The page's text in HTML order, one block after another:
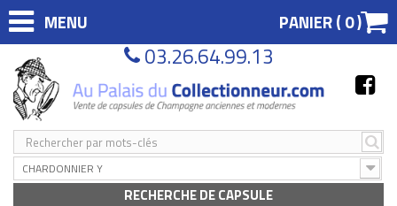
MENU PANIER (0)
03.26.64.99.13
CHARDONNIER Y
RECHERCHE DE CAPSULE